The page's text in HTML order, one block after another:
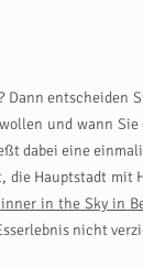
Dann entscheiden
und wann
dabei eine
die Hauptstadt
in the Sky in
nicht